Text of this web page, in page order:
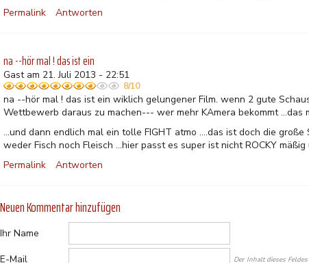
Permalink
Antworten
na --hör mal ! das ist ein
Gast am 21. Juli 2013 - 22:51
8/10
na --hör mal ! das ist ein wiklich gelungener Film. wenn 2 gute
Wettbewerb daraus zu machen--- wer mehr KAmera bekommt
...und dann endlich mal ein tolle FIGHT atmo ....das ist doch die
weder Fisch noch Fleisch ...hier passt es super ist nicht ROCKY
Permalink
Antworten
Neuen Kommentar hinzufügen
Ihr Name
E-Mail
Der Inhalt dieses